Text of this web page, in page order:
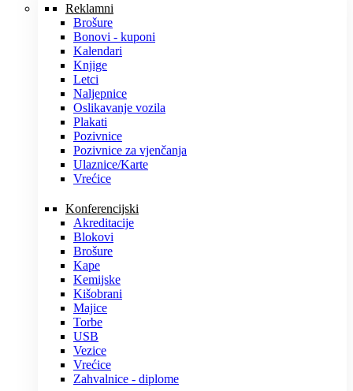
Reklamni
Brošure
Bonovi - kuponi
Kalendari
Knjige
Letci
Naljepnice
Oslikavanje vozila
Plakati
Pozivnice
Pozivnice za vjenčanja
Ulaznice/Karte
Vrećice
Konferencijski
Akreditacije
Blokovi
Brošure
Kape
Kemijske
Kišobrani
Majice
Torbe
USB
Vezice
Vrećice
Zahvalnice - diplome